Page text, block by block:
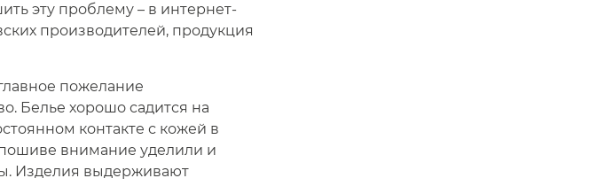
эту проблему – в интернет-
производителей, продукция
пожелание
Белье хорошо садится на
контакте с кожей в
внимание уделили и
Изделия выдерживают